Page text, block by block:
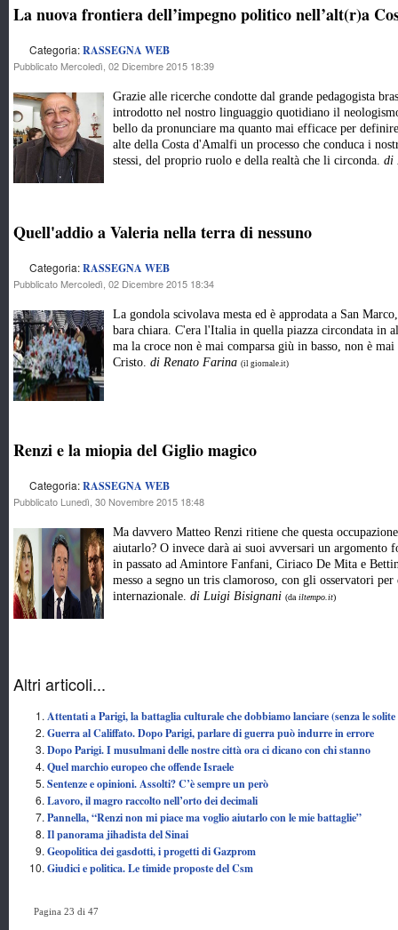
La nuova frontiera dell’impegno politico nell’alt(r)a
Categoria:RASSEGNA WEB
Pubblicato Mercoledì, 02 Dicembre 2015 18:39
Grazie alle ricerche condotte dal grande pedagogista
introdotto nel nostro linguaggio quotidiano il
bello da pronunciare ma quanto mai efficace per
alte della Costa d'Amalfi un processo che conduca i
stessi, del proprio ruolo e della realtà che li circonda. di
Quell'addio a Valeria nella terra di nessuno
Categoria:RASSEGNA WEB
Pubblicato Mercoledì, 02 Dicembre 2015 18:34
La gondola scivolava mesta ed è approdata a San
bara chiara. C'era l'Italia in quella piazza circondata in
ma la croce non è mai comparsa giù in basso, non è
Cristo. di Renato Farina (il giornale.it)
Renzi e la miopia del Giglio magico
Categoria:RASSEGNA WEB
Pubblicato Lunedì, 30 Novembre 2015 18:48
Ma davvero Matteo Renzi ritiene che questa
aiutarlo? O invece darà ai suoi avversari un argomento
in passato ad Amintore Fanfani, Ciriaco De Mita e
messo a segno un tris clamoroso, con gli osservatori
internazionale. di Luigi Bisignani (dailtempo.it)
Altri articoli...
Attentati a Parigi, la battaglia culturale che dobbiamo lanciare (senza le
Guerra al Califfato. Dopo Parigi, parlare di guerra può indurre in errore
Dopo Parigi. I musulmani delle nostre città ora ci dicano con chi stanno
Quel marchio europeo che offende Israele
Sentenze e opinioni. Assolti? C’è sempre un però
Lavoro, il magro raccolto nell’orto dei decimali
Pannella, “Renzi non mi piace ma voglio aiutarlo con le mie battaglie”
Il panorama jihadista del Sinai
Geopolitica dei gasdotti, i progetti di Gazprom
Giudici e politica. Le timide proposte del Csm
Pagina 23 di 47